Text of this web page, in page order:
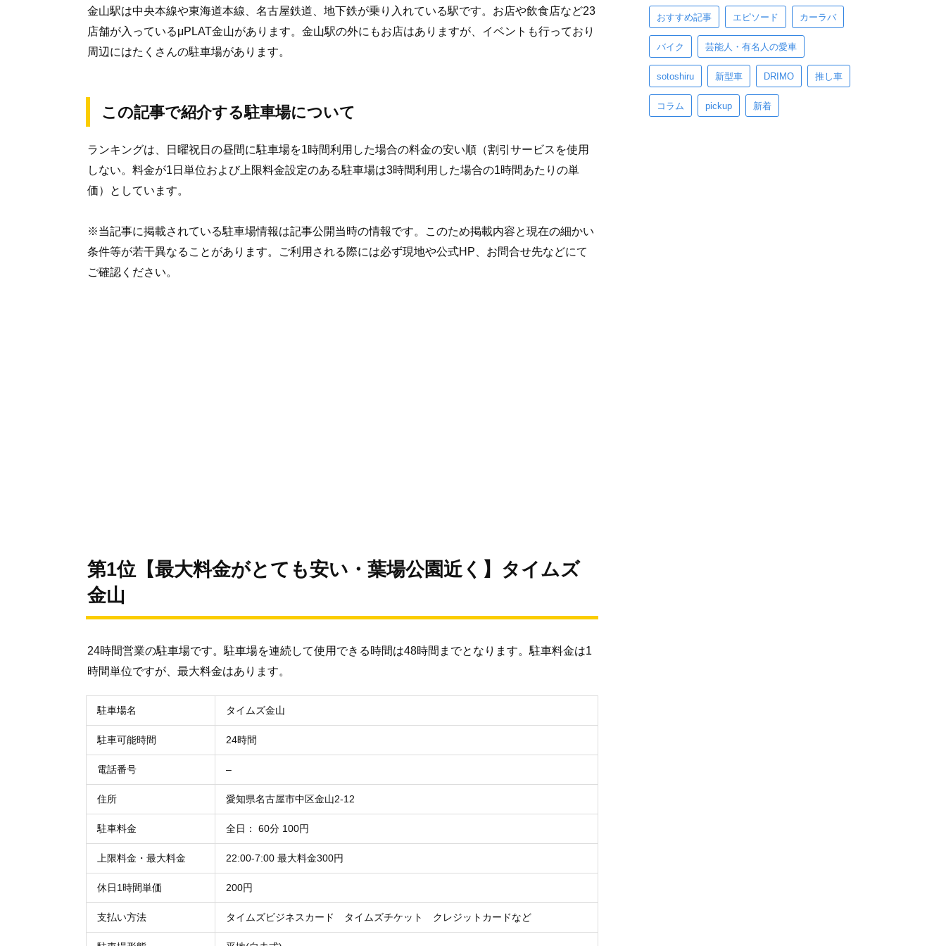
金山駅は中央本線や東海道本線、名古屋鉄道、地下鉄が乗り入れている駅です。お店や飲食店など23
店舗が入っているμPLAT金山があります。金山駅の外にもお店はありますが、イベントも行っており
周辺にはたくさんの駐車場があります。
この記事で紹介する駐車場について
ランキングは、日曜祝日の昼間に駐車場を1時間利用した場合の料金の安い順（割引サービスを使用
しない。料金が1日単位および上限料金設定のある駐車場は3時間利用した場合の1時間あたりの単
価）としています。
※当記事に掲載されている駐車場情報は記事公開当時の情報です。このため掲載内容と現在の細かい
条件等が若干異なることがあります。ご利用される際には必ず現地や公式HP、お問合せ先などにて
ご確認ください。
第1位【最大料金がとても安い・葉場公園近く】タイムズ
金山
24時間営業の駐車場です。駐車場を連続して使用できる時間は48時間までとなります。駐車料金は1
時間単位ですが、最大料金はあります。
駐車場名 タイムズ金山
駐車可能時間 24時間
電話番号 –
住所 愛知県名古屋市中区金山2-12
駐車料金 全日： 60分 100円
上限料金・最大料金 22:00-7:00 最大料金300円
休日1時間単価 200円
支払い方法 タイムズビジネスカード タイムズチケット クレジットカードなど
おすすめ記事 エピソード カーラバ
バイク 芸能人・有名人の愛車
sotoshiru 新型車 DRIMO 推し車
コラム pickup 新着